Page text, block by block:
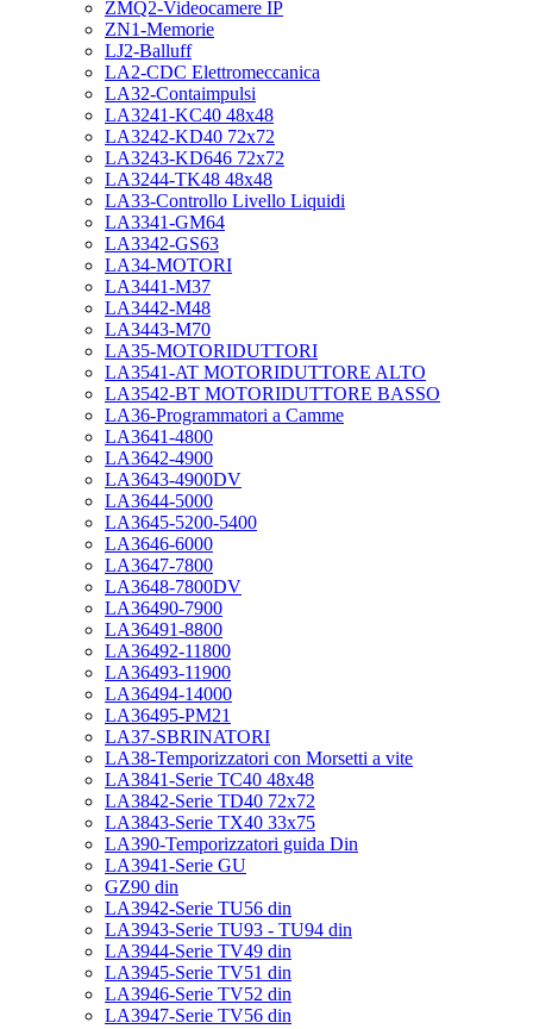
ZMQ2-Videocamere IP
ZN1-Memorie
LJ2-Balluff
LA2-CDC Elettromeccanica
LA32-Contaimpulsi
LA3241-KC40 48x48
LA3242-KD40 72x72
LA3243-KD646 72x72
LA3244-TK48 48x48
LA33-Controllo Livello Liquidi
LA3341-GM64
LA3342-GS63
LA34-MOTORI
LA3441-M37
LA3442-M48
LA3443-M70
LA35-MOTORIDUTTORI
LA3541-AT MOTORIDUTTORE ALTO
LA3542-BT MOTORIDUTTORE BASSO
LA36-Programmatori a Camme
LA3641-4800
LA3642-4900
LA3643-4900DV
LA3644-5000
LA3645-5200-5400
LA3646-6000
LA3647-7800
LA3648-7800DV
LA36490-7900
LA36491-8800
LA36492-11800
LA36493-11900
LA36494-14000
LA36495-PM21
LA37-SBRINATORI
LA38-Temporizzatori con Morsetti a vite
LA3841-Serie TC40 48x48
LA3842-Serie TD40 72x72
LA3843-Serie TX40 33x75
LA390-Temporizzatori guida Din
LA3941-Serie GU
GZ90 din
LA3942-Serie TU56 din
LA3943-Serie TU93 - TU94 din
LA3944-Serie TV49 din
LA3945-Serie TV51 din
LA3946-Serie TV52 din
LA3947-Serie TV56 din